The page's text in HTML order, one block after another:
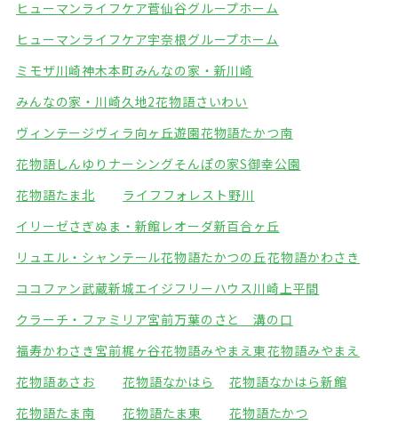
ヒューマンライフケア菅仙谷グループホーム
ヒューマンライフケア宇奈根グループホーム
ミモザ川崎神木本町みんなの家・新川崎
みんなの家・川崎久地2花物語さいわい
ヴィンテージヴィラ向ヶ丘遊園花物語たかつ南
花物語しんゆりナーシングそんぽの家S御幸公園
花物語たま北
ライフフォレスト野川
イリーゼさぎぬま・新館 レオーダ新百合ヶ丘
リュエル・シャンテール花物語たかつの丘花物語かわさき
ココファン武蔵新城エイジフリーハウス川崎上平間
クラーチ・ファミリア宮前万葉のさと 溝の口
福寿かわさき宮前梶ヶ谷花物語みやまえ東花物語みやまえ
花物語あさお
花物語なかはら
花物語なかはら新館
花物語たま南
花物語たま東
花物語たかつ